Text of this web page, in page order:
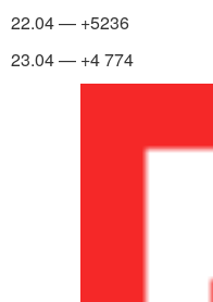
22.04 — +5236
23.04 — +4 774